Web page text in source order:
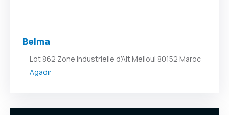
Belma
Lot 862 Zone industrielle d’Ait Melloul 80152 Maroc
Agadir